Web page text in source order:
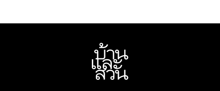
ปลอดภัย ระยะของรถเข็นและทางเดิน ที่จอดรถ ที่สะดวก
สำหรับรถเข็นควรกว้างอย่างน้อย 2.40 x 6 เมตร และมีที่ว่าง
ด้านข้างที่จอดรถอย่างน้อย 1 เมตรสำหรับเข็นรถ ทางลาด